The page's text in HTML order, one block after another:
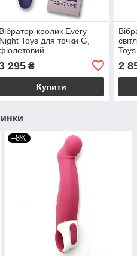
Вібратор-кролик Every
Night Toys для точки G,
295₴
Купити
2
–8%